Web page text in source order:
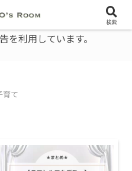
つ色と暮らし、健康のこと。
利用しています。
育て
検索